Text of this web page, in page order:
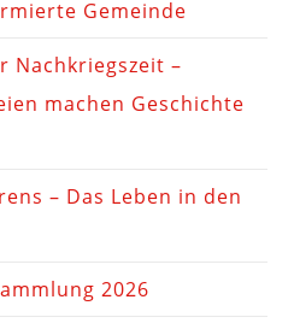
Gemeinde
Nachkriegszeit –
machen Geschichte
– Das Leben in den
2026